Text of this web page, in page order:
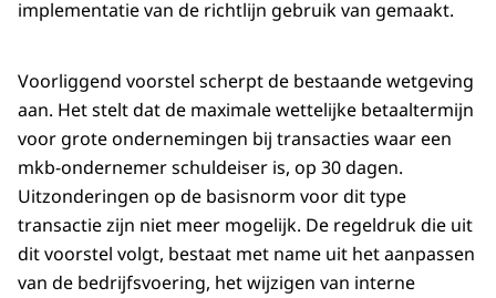
implementatie van de richtlijn gebruik van gemaakt.
Voorliggend voorstel scherpt de bestaande wetgeving
aan. Het stelt dat de maximale wettelijke betaaltermijn
voor grote ondernemingen bij transacties waar een
mkb-ondernemer schuldeiser is, op 30 dagen.
Uitzonderingen op de basisnorm voor dit type
transactie zijn niet meer mogelijk. De regeldruk die uit
dit voorstel volgt, bestaat met name uit het aanpassen
van de bedrijfsvoering, het wijzigen van interne